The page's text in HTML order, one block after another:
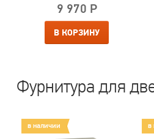
9 970 Р
В КОРЗИНУ
Фурнитура для
в наличии в